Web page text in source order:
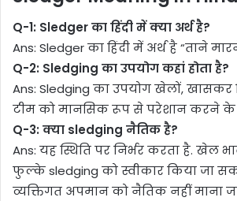
Q-1: Sledger का हिंदी में क्या अर्थ है?
Ans: Sledger का हिंदी में अर्थ है “ताने
Q-2: Sledging का उपयोग कहां होता है?
Ans: Sledging का उपयोग खेलों, खासकर
टीम को मानसिक रूप से परेशान करने के
Q-3: क्या sledging नैतिक है?
Ans: यह स्थिति पर निर्भर करता है. खेल
फुल्के sledging को स्वीकार किया जा
व्यक्तिगत अपमान को नैतिक नहीं माना